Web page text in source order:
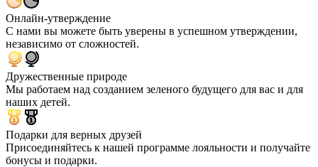
Онлайн-утверждение
С нами вы можете быть уверены в успешном утверждении,
независимо от сложностей.
Дружественные природе
Мы работаем над созданием зеленого будущего для вас и для
наших детей.
Подарки для верных друзей
Присоединяйтесь к нашей программе лояльности и получайте
бонусы и подарки.